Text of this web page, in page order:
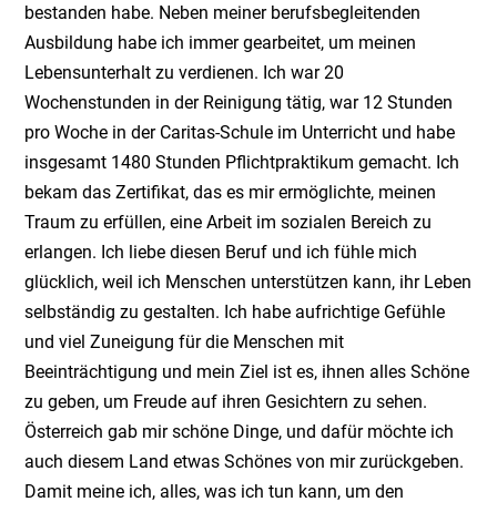
bestanden habe. Neben meiner berufsbegleitenden
Ausbildung habe ich immer gearbeitet, um meinen
Lebensunterhalt zu verdienen. Ich war 20
Wochenstunden in der Reinigung tätig, war 12 Stunden
pro Woche in der Caritas-Schule im Unterricht und habe
insgesamt 1480 Stunden Pflichtpraktikum gemacht. Ich
bekam das Zertifikat, das es mir ermöglichte, meinen
Traum zu erfüllen, eine Arbeit im sozialen Bereich zu
erlangen. Ich liebe diesen Beruf und ich fühle mich
glücklich, weil ich Menschen unterstützen kann, ihr Leben
selbständig zu gestalten. Ich habe aufrichtige Gefühle
und viel Zuneigung für die Menschen mit
Beeinträchtigung und mein Ziel ist es, ihnen alles Schöne
zu geben, um Freude auf ihren Gesichtern zu sehen.
Österreich gab mir schöne Dinge, und dafür möchte ich
auch diesem Land etwas Schönes von mir zurückgeben.
Damit meine ich, alles, was ich tun kann, um den